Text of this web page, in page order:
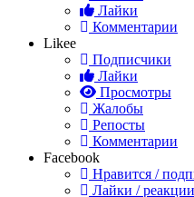
Лайки
Комментарии
Likee
Подписчики
Лайки
Просмотры
Жалобы
Репосты
Комментарии
Facebook
Нравится /
Лайки /